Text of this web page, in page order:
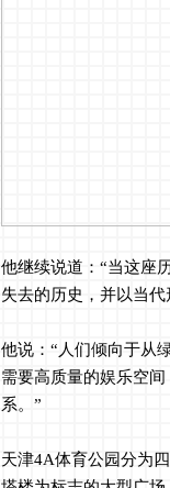
他继续说道：“当这座
失去的历史，并以当
他说：“人们倾向于从
需要高质量的娱乐空
系。”
天津4A体育公园分为